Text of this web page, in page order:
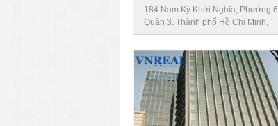
184 Nam Kỳ Khởi Nghĩa, Phường 6,
Quận 3, Thành phố Hồ Chí Minh,
Vietnam